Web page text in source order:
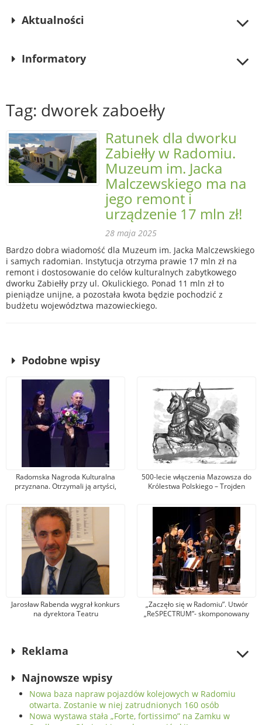
Aktualności
Informatory
Tag: dworek zaboełły
Ratunek dla dworku
Zabiełły w Radomiu.
Muzeum im. Jacka
Malczewskiego ma na
jego remont i
urządzenie 17 mln zł!
28 maja 2025
Bardzo dobra wiadomość dla Muzeum im. Jacka Malczewskiego
i samych radomian. Instytucja otrzyma prawie 17 mln zł na
remont i dostosowanie do celów kulturalnych zabytkowego
dworku Zabiełły przy ul. Okulickiego. Ponad 11 mln zł to
pieniądze unijne, a pozostała kwota będzie pochodzić z
budżetu województwa mazowieckiego.
Podobne wpisy
Radomska Nagroda Kulturalna
przyznana. Otrzymali ją artyści,
organizatorzy wydarzeń
500-lecie włączenia Mazowsza do
Królestwa Polskiego – Trojden
Jarosław Rabenda wygrał konkurs
na dyrektora Teatru
„Zaczęło się w Radomiu”. Utwór
„ReSPECTRUM”- skomponowany
Reklama
Najnowsze wpisy
Nowa baza napraw pojazdów kolejowych w Radomiu
otwarta. Zostanie w niej zatrudnionych 160 osób
Nowa wystawa stała „Forte, fortissimo” na Zamku w